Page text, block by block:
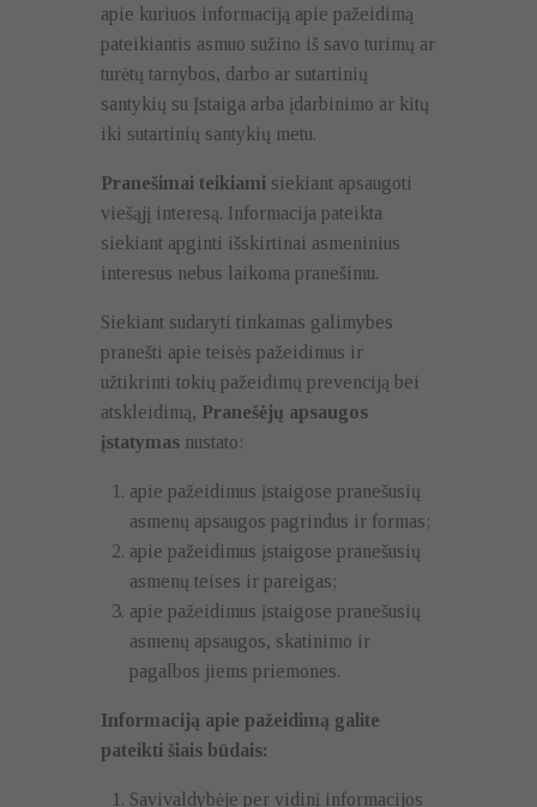
apie kuriuos informaciją apie pažeidimą
pateikiantis asmuo sužino iš savo turimų ar
turėtų tarnybos, darbo ar sutartinių
santykių su Įstaiga arba įdarbinimo ar kitų
iki sutartinių santykių metu.
Pranešimai teikiami siekiant apsaugoti
viešąjį interesą. Informacija pateikta
siekiant apginti išskirtinai asmeninius
interesus nebus laikoma pranešimu.
Siekiant sudaryti tinkamas galimybes
pranešti apie teisės pažeidimus ir
užtikrinti tokių pažeidimų prevenciją bei
atskleidimą, Pranešėjų apsaugos
įstatymas nustato:
apie pažeidimus įstaigose pranešusių
asmenų apsaugos pagrindus ir formas;
apie pažeidimus įstaigose pranešusių
asmenų teises ir pareigas;
apie pažeidimus įstaigose pranešusių
asmenų apsaugos, skatinimo ir
pagalbos jiems priemones.
Informaciją apie pažeidimą galite
pateikti šiais būdais:
Savivaldybėje per vidinį informacijos